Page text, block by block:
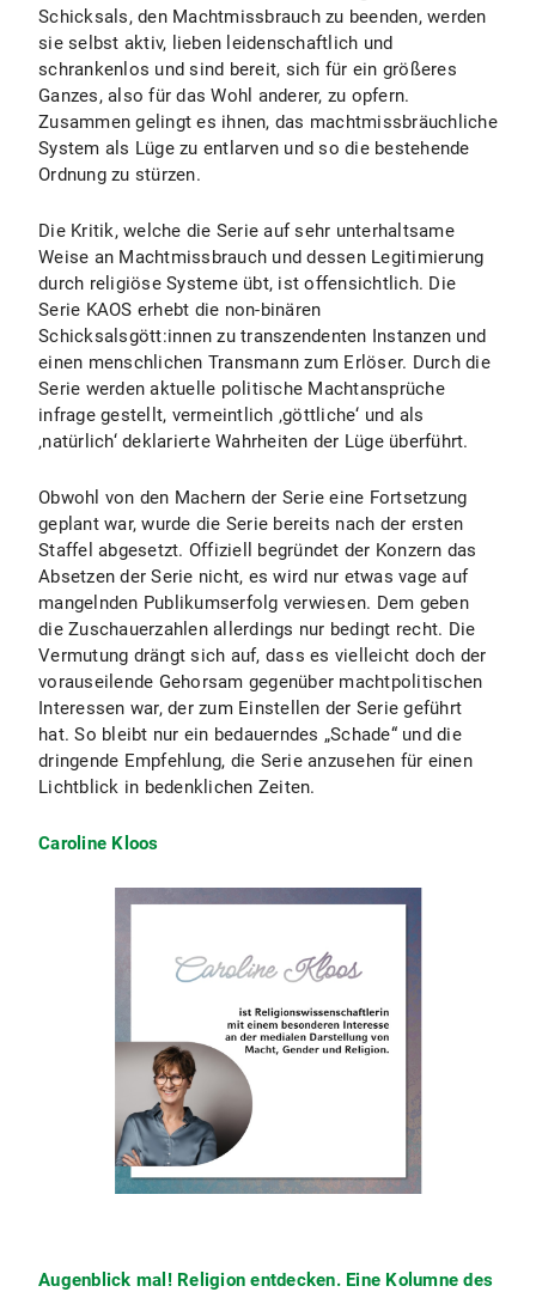
Schicksals, den Machtmissbrauch zu beenden, werden
sie selbst aktiv, lieben leidenschaftlich und
schrankenlos und sind bereit, sich für ein größeres
Ganzes, also für das Wohl anderer, zu opfern.
Zusammen gelingt es ihnen, das machtmissbräuchliche
System als Lüge zu entlarven und so die bestehende
Ordnung zu stürzen.
Die Kritik, welche die Serie auf sehr unterhaltsame
Weise an Machtmissbrauch und dessen Legitimierung
durch religiöse Systeme übt, ist offensichtlich. Die
Serie KAOS erhebt die non-binären
Schicksalsgött:innen zu transzendenten Instanzen und
einen menschlichen Transmann zum Erlöser. Durch die
Serie werden aktuelle politische Machtansprüche
infrage gestellt, vermeintlich ‚göttliche‘ und als
‚natürlich‘ deklarierte Wahrheiten der Lüge überführt.
Obwohl von den Machern der Serie eine Fortsetzung
geplant war, wurde die Serie bereits nach der ersten
Staffel abgesetzt. Offiziell begründet der Konzern das
Absetzen der Serie nicht, es wird nur etwas vage auf
mangelnden Publikumserfolg verwiesen. Dem geben
die Zuschauerzahlen allerdings nur bedingt recht. Die
Vermutung drängt sich auf, dass es vielleicht doch der
vorauseilende Gehorsam gegenüber machtpolitischen
Interessen war, der zum Einstellen der Serie geführt
hat. So bleibt nur ein bedauerndes „Schade“ und die
dringende Empfehlung, die Serie anzusehen für einen
Lichtblick in bedenklichen Zeiten.
Caroline Kloos
Augenblick mal! Religion entdecken. Eine Kolumne des